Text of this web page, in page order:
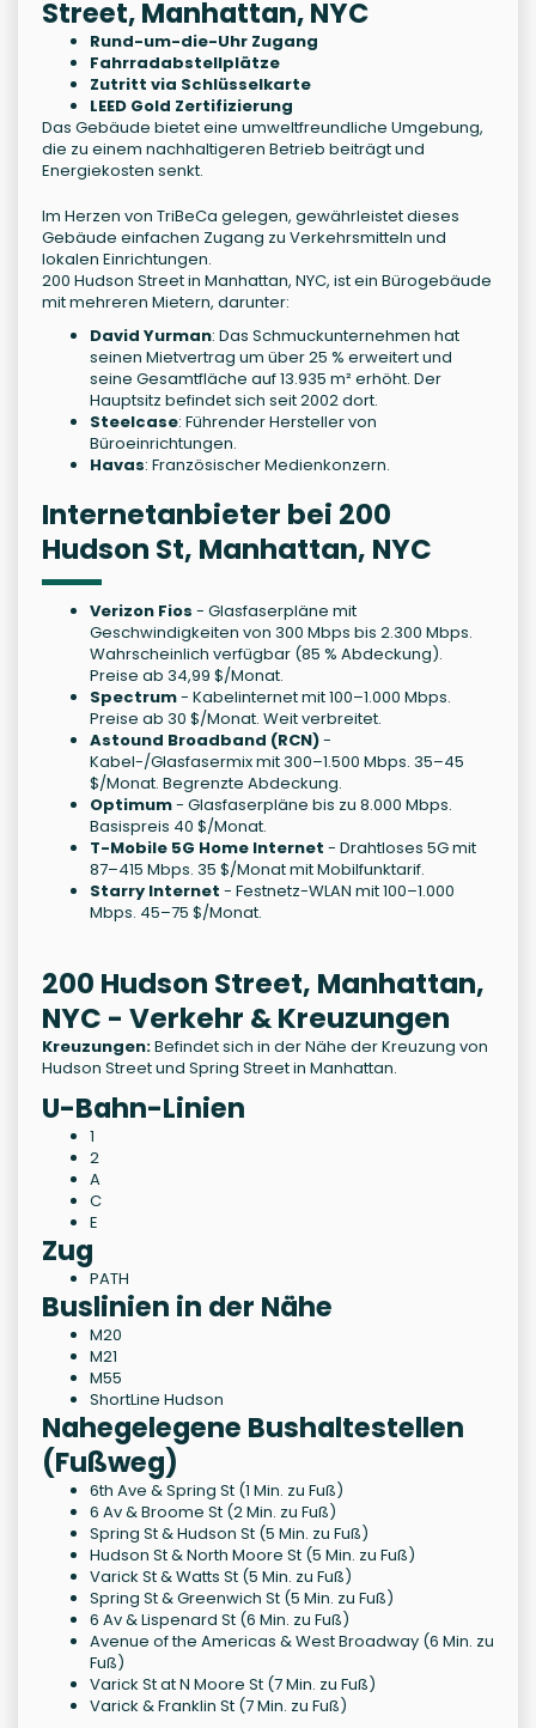
Street, Manhattan, NYC
Rund-um-die-Uhr Zugang
Fahrradabstellplätze
Zutritt via Schlüsselkarte
LEED Gold Zertifizierung
Das Gebäude bietet eine umweltfreundliche Umgebung,
die zu einem nachhaltigeren Betrieb beiträgt und
Energiekosten senkt.
Im Herzen von TriBeCa gelegen, gewährleistet dieses
Gebäude einfachen Zugang zu Verkehrsmitteln und
lokalen Einrichtungen.
200 Hudson Street in Manhattan, NYC, ist ein Bürogebäude
mit mehreren Mietern, darunter:
David Yurman: Das Schmuckunternehmen hat
seinen Mietvertrag um über 25 % erweitert und
seine Gesamtfläche auf 13.935 m² erhöht. Der
Hauptsitz befindet sich seit 2002 dort.
Steelcase: Führender Hersteller von
Büroeinrichtungen.
Havas: Französischer Medienkonzern.
Internetanbieter bei 200
Hudson St, Manhattan, NYC
Verizon Fios - Glasfaserpläne mit
Geschwindigkeiten von 300 Mbps bis 2.300 Mbps.
Wahrscheinlich verfügbar (85 % Abdeckung).
Preise ab 34,99 $/Monat.
Spectrum- Kabelinternet mit 100–1.000 Mbps.
Preise ab 30 $/Monat. Weit verbreitet.
Astound Broadband (RCN)-
Kabel-/Glasfasermix mit 300–1.500 Mbps. 35–45
$/Monat. Begrenzte Abdeckung.
Optimum- Glasfaserpläne bis zu 8.000 Mbps.
Basispreis 40 $/Monat.
T-Mobile 5G Home Internet - Drahtloses 5G mit
87–415 Mbps. 35 $/Monat mit Mobilfunktarif.
Starry Internet - Festnetz-WLAN mit 100–1.000
Mbps. 45–75 $/Monat.
200 Hudson Street, Manhattan,
NYC - Verkehr & Kreuzungen
Kreuzungen:Befindet sich in der Nähe der Kreuzung von
Hudson Street und Spring Street in Manhattan.
U-Bahn-Linien
1
2
A
C
E
Zug
PATH
Buslinien in der Nähe
M20
M21
M55
ShortLine Hudson
Nahegelegene Bushaltestellen
(Fußweg)
6th Ave & Spring St (1 Min. zu Fuß)
6 Av & Broome St (2 Min. zu Fuß)
Spring St & Hudson St (5 Min. zu Fuß)
Hudson St & North Moore St (5 Min. zu Fuß)
Varick St & Watts St (5 Min. zu Fuß)
Spring St & Greenwich St (5 Min. zu Fuß)
6 Av & Lispenard St (6 Min. zu Fuß)
Avenue of the Americas & West Broadway (6 Min. zu
Fuß)
Varick St at N Moore St (7 Min. zu Fuß)
Varick & Franklin St (7 Min. zu Fuß)